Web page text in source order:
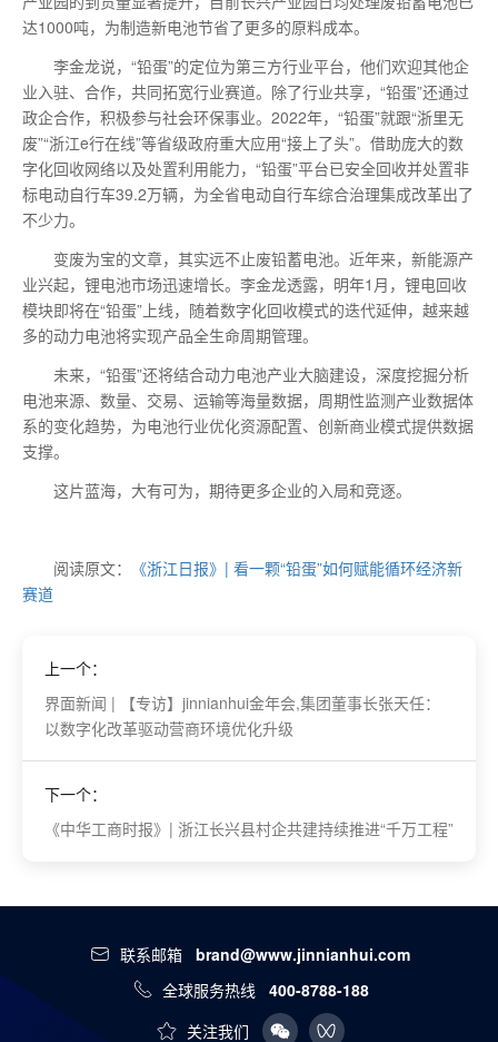
达1000吨，为制造新电池节省了更多的原料成本。
李金龙说，“铅蛋”的定位为第三方行业平台，他们欢迎其他企
业入驻、合作，共同拓宽行业赛道。除了行业共享，“铅蛋”还通过
政企合作，积极参与社会环保事业。2022年，“铅蛋”就跟“浙里无
废”“浙江e行在线”等省级政府重大应用“接上了头”。借助庞大的数
字化回收网络以及处置利用能力，“铅蛋”平台已安全回收并处置非
标电动自行车39.2万辆，为全省电动自行车综合治理集成改革出了
不少力。
变废为宝的文章，其实远不止废铅蓄电池。近年来，新能源产
业兴起，锂电池市场迅速增长。李金龙透露，明年1月，锂电回收
模块即将在“铅蛋”上线，随着数字化回收模式的迭代延伸，越来越
多的动力电池将实现产品全生命周期管理。
未来，“铅蛋”还将结合动力电池产业大脑建设，深度挖掘分析
电池来源、数量、交易、运输等海量数据，周期性监测产业数据体
系的变化趋势，为电池行业优化资源配置、创新商业模式提供数据
支撑。
这片蓝海，大有可为，期待更多企业的入局和竞逐。
阅读原文：
《浙江日报》| 看一颗“铅蛋”如何赋能循环经济新
赛道
上一个：
界面新闻 | 【专访】jinnianhui金年会,集团董事长张天任：
以数字化改革驱动营商环境优化升级
下一个：
《中华工商时报》| 浙江长兴县村企共建持续推进“千万工程”
联系邮箱 brand@www.jinnianhui.com
全球服务热线
400-8788-188
关注我们